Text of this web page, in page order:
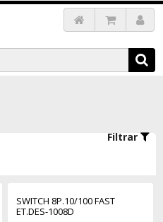
Filtrar
SWITCH 8P.10/100 FAST
ET.DES-1008D